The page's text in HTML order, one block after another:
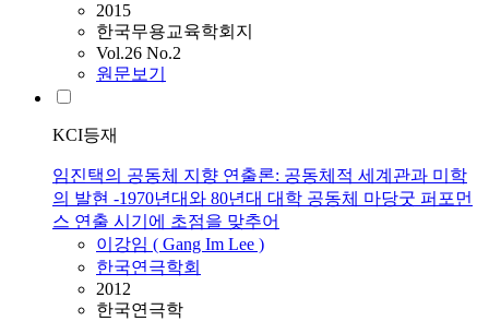
2015
한국무용교육학회지
Vol.26 No.2
원문보기
KCI등재
임진택의 공동체 지향 연출론: 공동체적 세계관과 미학
의 발현 -1970년대와 80년대 대학 공동체 마당굿 퍼포먼
스 연출 시기에 초점을 맞추어
이강임 ( Gang Im Lee )
한국연극학회
2012
한국연극학